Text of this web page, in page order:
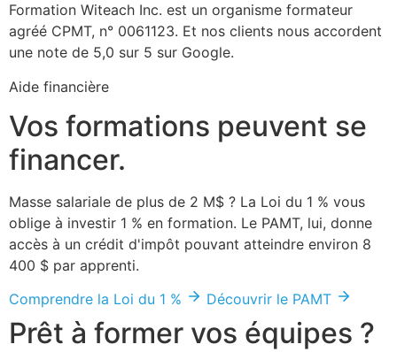
Formation Witeach Inc. est un organisme formateur
agréé CPMT, n° 0061123. Et nos clients nous accordent
une note de 5,0 sur 5 sur Google.
Aide financière
Vos formations peuvent se
financer.
Masse salariale de plus de 2 M$ ? La Loi du 1 % vous
oblige à investir 1 % en formation. Le PAMT, lui, donne
accès à un crédit d'impôt pouvant atteindre environ 8
400 $ par apprenti.
Comprendre la Loi du 1 %
Découvrir le PAMT
Prêt à former vos équipes ?